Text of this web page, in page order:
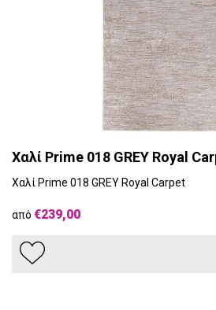
Χαλί Prime 018 GREY Royal
Χαλί Prime 018 GREY Royal Carpet
από €239,00